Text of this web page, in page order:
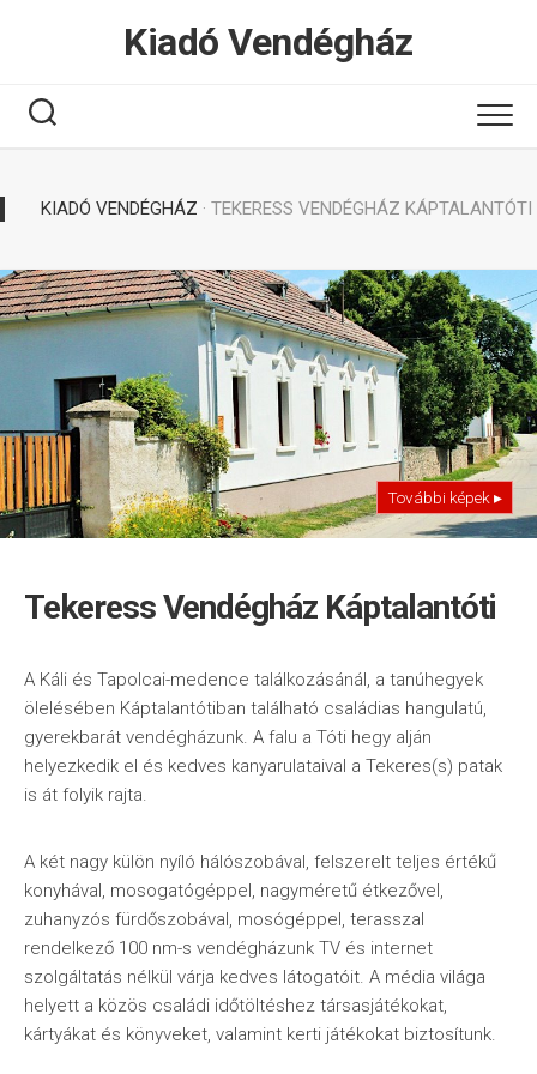
Kiadó Vendégház
KIADÓ VENDÉGHÁZ · TEKERESS VENDÉGHÁZ KÁPTALANTÓTI
További képek ▸
Tekeress Vendégház Káptalantóti
A Káli és Tapolcai-medence találkozásánál, a tanúhegyek
ölelésében Káptalantótiban található családias hangulatú,
gyerekbarát vendégházunk. A falu a Tóti hegy alján
helyezkedik el és kedves kanyarulataival a Tekeres(s) patak
is át folyik rajta.
A két nagy külön nyíló hálószobával, felszerelt teljes értékű
konyhával, mosogatógéppel, nagyméretű étkezővel,
zuhanyzós fürdőszobával, mosógéppel, terasszal
rendelkező 100 nm-s vendégházunk TV és internet
szolgáltatás nélkül várja kedves látogatóit. A média világa
helyett a közös családi időtöltéshez társasjátékokat,
kártyákat és könyveket, valamint kerti játékokat biztosítunk.